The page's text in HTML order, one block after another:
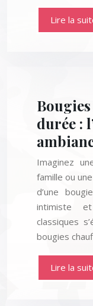
Lire la
durée :
Imaginez
famille ou
d’une
intimiste
classiques
bougies
Lire la